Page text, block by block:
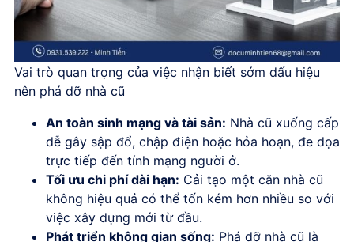
Vai trò quan trọng của việc nhận biết sớm dấu hiệu
nên phá dỡ nhà cũ
An toàn sinh mạng và tài sản: Nhà cũ xuống cấp
dễ gây sập đổ, chập điện hoặc hỏa hoạn, đe dọa
trực tiếp đến tính mạng người ở.
Tối ưu chi phí dài hạn: Cải tạo một căn nhà cũ
không hiệu quả có thể tốn kém hơn nhiều so với
việc xây dựng mới từ đầu.
Phát triển không gian sống: Phá dỡ nhà cũ là